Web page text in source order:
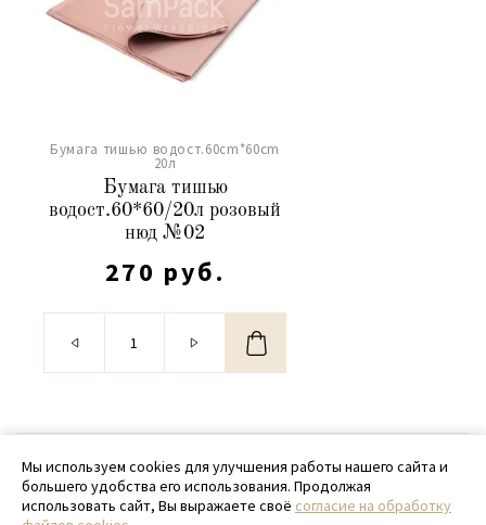
Бумага тишью водост.60cm*60cm
20л
Бумага тишью
водост.60*60/20л розовый
нюд №02
270 руб.
© 2020 - 2026 SamPack
+ 7 (918) 699-97-87
Мы используем cookies для улучшения работы нашего сайта и
большего удобства его использования. Продолжая
использовать сайт, Вы выражаете своё согласие на обработку